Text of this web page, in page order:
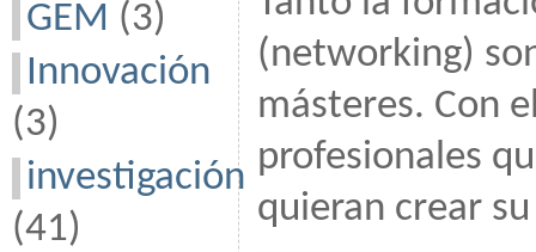
GEM (3)
Innovación
(3)
investigación
(41)
(networking)
másteres. Con
profesionales
quieran crear